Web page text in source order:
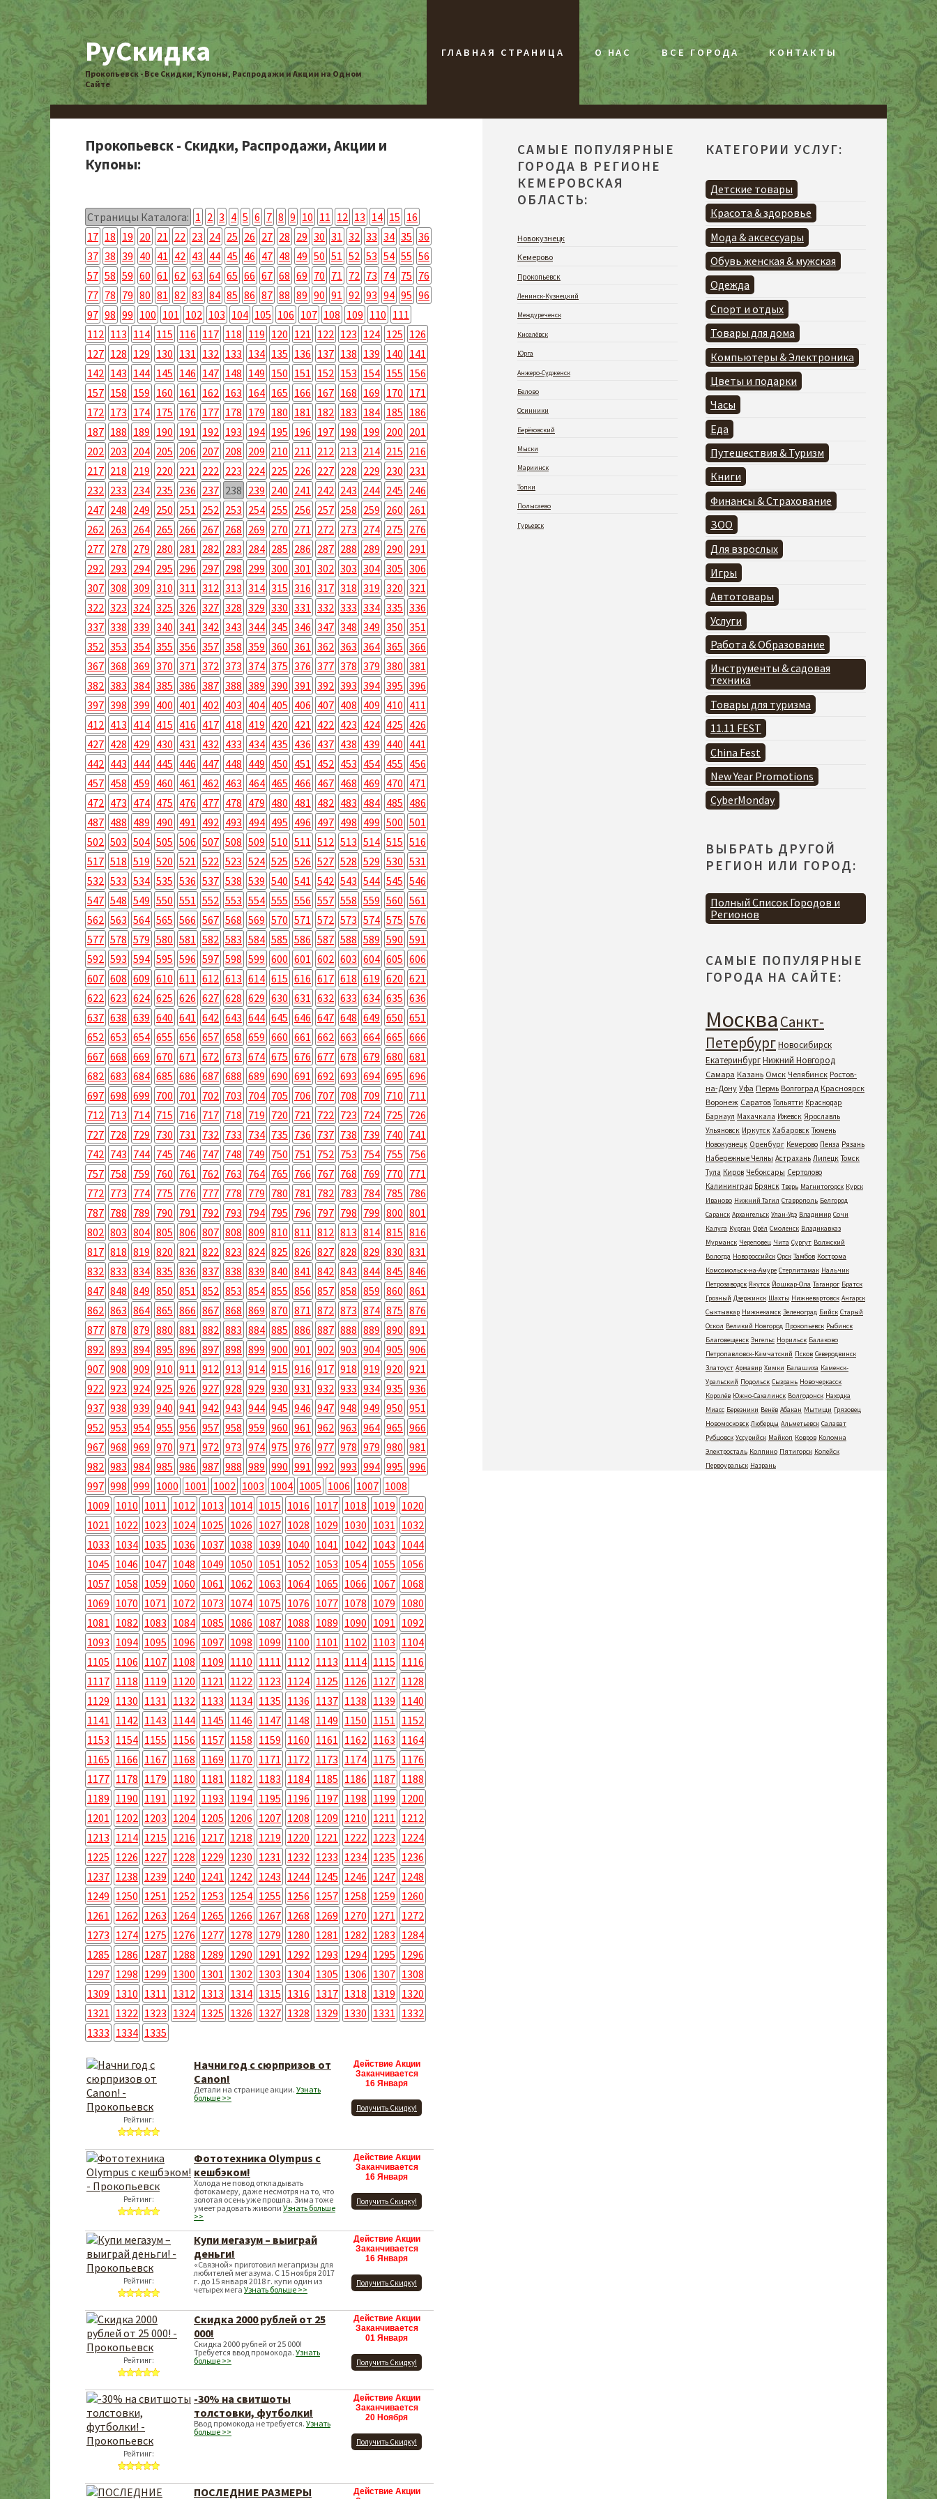
РуСкидка
Прокопьевск - Все Скидки, Купоны, Распродажи и Акции на Одном
Сайте
ГЛАВНАЯ СТРАНИЦА О НАС ВСЕ ГОРОДА КОНТАКТЫ
Прокопьевск - Скидки, Распродажи, Акции и
Купоны:
Страницы Каталога: 1 2 3 4 5 6 7 8 9 10 11 12 13 14 15 16
17 18 19 20 21 22 23 24 25 26 27 28 29 30 31 32 33 34 35 36
37 38 39 40 41 42 43 44 45 46 47 48 49 50 51 52 53 54 55 56
57 58 59 60 61 62 63 64 65 66 67 68 69 70 71 72 73 74 75 76
77 78 79 80 81 82 83 84 85 86 87 88 89 90 91 92 93 94 95 96
97 98 99 100 101 102 103 104 105 106 107 108 109 110 111
112 113 114 115 116 117 118 119 120 121 122 123 124 125 126
127 128 129 130 131 132 133 134 135 136 137 138 139 140 141
142 143 144 145 146 147 148 149 150 151 152 153 154 155 156
157 158 159 160 161 162 163 164 165 166 167 168 169 170 171
172 173 174 175 176 177 178 179 180 181 182 183 184 185 186
187 188 189 190 191 192 193 194 195 196 197 198 199 200 201
202 203 204 205 206 207 208 209 210 211 212 213 214 215 216
217 218 219 220 221 222 223 224 225 226 227 228 229 230 231
232 233 234 235 236 237 238 239 240 241 242 243 244 245 246
247 248 249 250 251 252 253 254 255 256 257 258 259 260 261
262 263 264 265 266 267 268 269 270 271 272 273 274 275 276
277 278 279 280 281 282 283 284 285 286 287 288 289 290 291
292 293 294 295 296 297 298 299 300 301 302 303 304 305 306
307 308 309 310 311 312 313 314 315 316 317 318 319 320 321
322 323 324 325 326 327 328 329 330 331 332 333 334 335 336
337 338 339 340 341 342 343 344 345 346 347 348 349 350 351
352 353 354 355 356 357 358 359 360 361 362 363 364 365 366
367 368 369 370 371 372 373 374 375 376 377 378 379 380 381
382 383 384 385 386 387 388 389 390 391 392 393 394 395 396
397 398 399 400 401 402 403 404 405 406 407 408 409 410 411
412 413 414 415 416 417 418 419 420 421 422 423 424 425 426
427 428 429 430 431 432 433 434 435 436 437 438 439 440 441
442 443 444 445 446 447 448 449 450 451 452 453 454 455 456
457 458 459 460 461 462 463 464 465 466 467 468 469 470 471
472 473 474 475 476 477 478 479 480 481 482 483 484 485 486
487 488 489 490 491 492 493 494 495 496 497 498 499 500 501
502 503 504 505 506 507 508 509 510 511 512 513 514 515 516
517 518 519 520 521 522 523 524 525 526 527 528 529 530 531
532 533 534 535 536 537 538 539 540 541 542 543 544 545 546
547 548 549 550 551 552 553 554 555 556 557 558 559 560 561
562 563 564 565 566 567 568 569 570 571 572 573 574 575 576
577 578 579 580 581 582 583 584 585 586 587 588 589 590 591
592 593 594 595 596 597 598 599 600 601 602 603 604 605 606
607 608 609 610 611 612 613 614 615 616 617 618 619 620 621
622 623 624 625 626 627 628 629 630 631 632 633 634 635 636
637 638 639 640 641 642 643 644 645 646 647 648 649 650 651
652 653 654 655 656 657 658 659 660 661 662 663 664 665 666
667 668 669 670 671 672 673 674 675 676 677 678 679 680 681
682 683 684 685 686 687 688 689 690 691 692 693 694 695 696
697 698 699 700 701 702 703 704 705 706 707 708 709 710 711
712 713 714 715 716 717 718 719 720 721 722 723 724 725 726
727 728 729 730 731 732 733 734 735 736 737 738 739 740 741
742 743 744 745 746 747 748 749 750 751 752 753 754 755 756
757 758 759 760 761 762 763 764 765 766 767 768 769 770 771
772 773 774 775 776 777 778 779 780 781 782 783 784 785 786
787 788 789 790 791 792 793 794 795 796 797 798 799 800 801
802 803 804 805 806 807 808 809 810 811 812 813 814 815 816
817 818 819 820 821 822 823 824 825 826 827 828 829 830 831
832 833 834 835 836 837 838 839 840 841 842 843 844 845 846
847 848 849 850 851 852 853 854 855 856 857 858 859 860 861
862 863 864 865 866 867 868 869 870 871 872 873 874 875 876
877 878 879 880 881 882 883 884 885 886 887 888 889 890 891
892 893 894 895 896 897 898 899 900 901 902 903 904 905 906
907 908 909 910 911 912 913 914 915 916 917 918 919 920 921
922 923 924 925 926 927 928 929 930 931 932 933 934 935 936
937 938 939 940 941 942 943 944 945 946 947 948 949 950 951
952 953 954 955 956 957 958 959 960 961 962 963 964 965 966
967 968 969 970 971 972 973 974 975 976 977 978 979 980 981
982 983 984 985 986 987 988 989 990 991 992 993 994 995 996
997 998 999 1000 1001 1002 1003 1004 1005 1006 1007 1008
1009 1010 1011 1012 1013 1014 1015 1016 1017 1018 1019 1020
1021 1022 1023 1024 1025 1026 1027 1028 1029 1030 1031 1032
1033 1034 1035 1036 1037 1038 1039 1040 1041 1042 1043 1044
1045 1046 1047 1048 1049 1050 1051 1052 1053 1054 1055 1056
1057 1058 1059 1060 1061 1062 1063 1064 1065 1066 1067 1068
1069 1070 1071 1072 1073 1074 1075 1076 1077 1078 1079 1080
1081 1082 1083 1084 1085 1086 1087 1088 1089 1090 1091 1092
1093 1094 1095 1096 1097 1098 1099 1100 1101 1102 1103 1104
1105 1106 1107 1108 1109 1110 1111 1112 1113 1114 1115 1116
1117 1118 1119 1120 1121 1122 1123 1124 1125 1126 1127 1128
1129 1130 1131 1132 1133 1134 1135 1136 1137 1138 1139 1140
1141 1142 1143 1144 1145 1146 1147 1148 1149 1150 1151 1152
1153 1154 1155 1156 1157 1158 1159 1160 1161 1162 1163 1164
1165 1166 1167 1168 1169 1170 1171 1172 1173 1174 1175 1176
1177 1178 1179 1180 1181 1182 1183 1184 1185 1186 1187 1188
1189 1190 1191 1192 1193 1194 1195 1196 1197 1198 1199 1200
1201 1202 1203 1204 1205 1206 1207 1208 1209 1210 1211 1212
1213 1214 1215 1216 1217 1218 1219 1220 1221 1222 1223 1224
1225 1226 1227 1228 1229 1230 1231 1232 1233 1234 1235 1236
1237 1238 1239 1240 1241 1242 1243 1244 1245 1246 1247 1248
1249 1250 1251 1252 1253 1254 1255 1256 1257 1258 1259 1260
1261 1262 1263 1264 1265 1266 1267 1268 1269 1270 1271 1272
1273 1274 1275 1276 1277 1278 1279 1280 1281 1282 1283 1284
1285 1286 1287 1288 1289 1290 1291 1292 1293 1294 1295 1296
1297 1298 1299 1300 1301 1302 1303 1304 1305 1306 1307 1308
1309 1310 1311 1312 1313 1314 1315 1316 1317 1318 1319 1320
1321 1322 1323 1324 1325 1326 1327 1328 1329 1330 1331 1332
1333 1334 1335
Рейтинг:
Начни год с сюрпризов от
Canon!
Детали на странице акции. Узнать
больше >>
Действие Акции
Заканчивается
16 Января
Получить Скидку!
Рейтинг:
Фототехника Olympus с
кешбэком!
Холода не повод откладывать
фотокамеру, даже несмотря на то, что
золотая осень уже прошла. Зима тоже
умеет радовать живопи Узнать больше
>>
Действие Акции
Заканчивается
16 Января
Получить Скидку!
Рейтинг:
Купи мегазум – выиграй
деньги!
«Связной» приготовил мегапризы для
любителей мегазума. С 15 ноября 2017
г. до 15 января 2018 г. купи один из
четырех мега Узнать больше >>
Действие Акции
Заканчивается
16 Января
Получить Скидку!
Рейтинг:
Скидка 2000 рублей от 25
000!
Скидка 2000 рублей от 25 000!
Требуется ввод промокода. Узнать
больше >>
Действие Акции
Заканчивается
01 Января
Получить Скидку!
Рейтинг:
-30% на cвитшоты
толстовки, футболки!
Ввод промокода не требуется. Узнать
больше >>
Действие Акции
Заканчивается
20 Ноября
Получить Скидку!
ПОСЛЕДНИЕ РАЗМЕРЫ
Действие Акции
САМЫЕ ПОПУЛЯРНЫЕ
ГОРОДА В РЕГИОНЕ
КЕМЕРОВСКАЯ
ОБЛАСТЬ:
Новокузнецк
Кемерово
Прокопьевск
Ленинск-Кузнецкий
Междуреченск
Киселёвск
Юрга
Анжеро-Судженск
Белово
Осинники
Берёзовский
Мыски
Мариинск
Топки
Полысаево
Гурьевск
КАТЕГОРИИ УСЛУГ:
Детские товары
Красота & здоровье
Мода & аксессуары
Обувь женская & мужская
Одежда
Спорт и отдых
Товары для дома
Компьютеры & Электроника
Цветы и подарки
Часы
Еда
Путешествия & Туризм
Книги
Финансы & Страхование
ЗОО
Для взрослых
Игры
Автотовары
Услуги
Работа & Образование
Инструменты & садовая
техника
Товары для туризма
11.11 FEST
China Fest
New Year Promotions
CyberMonday
ВЫБРАТЬ ДРУГОЙ
РЕГИОН ИЛИ ГОРОД:
Полный Список Городов и
Регионов
САМЫЕ ПОПУЛЯРНЫЕ
ГОРОДА НА САЙТЕ:
Москва Санкт-
ПетербургНовосибирск
ЕкатеринбургНижний Новгород
Самара Казань Омск Челябинск Ростов-
на-Дону Уфа Пермь Волгоград Красноярск
Воронеж Саратов Тольятти Краснодар
Барнаул Махачкала Ижевск Ярославль
Ульяновск Иркутск Хабаровск Тюмень
Новокузнецк Оренбург Кемерово Пенза Рязань
Набережные Челны Астрахань Липецк Томск
Тула Киров Чебоксары Сертолово
Калининград Брянск Тверь Магнитогорск Курск
Иваново Нижний Тагил Ставрополь Белгород
Саранск Архангельск Улан-Удэ Владимир Сочи
Калуга Курган Орёл Смоленск Владикавказ
Мурманск Череповец Чита Сургут Волжский
Вологда Новороссийск Орск Тамбов Кострома
Комсомольск-на-Амуре Стерлитамак Нальчик
Петрозаводск Якутск Йошкар-Ола Таганрог Братск
Грозный Дзержинск Шахты Нижневартовск Ангарск
Сыктывкар Нижнекамск Зеленоград Бийск Старый
Оскол Великий Новгород Прокопьевск Рыбинск
Благовещенск Энгельс Норильск Балаково
Петропавловск-Камчатский Псков Северодвинск
Златоуст Армавир Химки Балашиха Каменск-
Уральский Подольск Сызрань Новочеркасск
Королёв Южно-Сахалинск Волгодонск Находка
Миасс Березники Венёв Абакан Мытищи Грязовец
Новомосковск Люберцы Альметьевск Салават
Рубцовск Уссурийск Майкоп Ковров Коломна
Электросталь Колпино Пятигорск Копейск
Первоуральск Назрань